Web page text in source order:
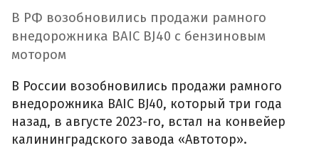
В РФ возобновились продажи рамного
внедорожника BAIC BJ40 с бензиновым
мотором
В России возобновились продажи рамного
внедорожника BAIC BJ40, который три года
назад, в августе 2023-го, встал на конвейер
калининградского завода «Автотор».